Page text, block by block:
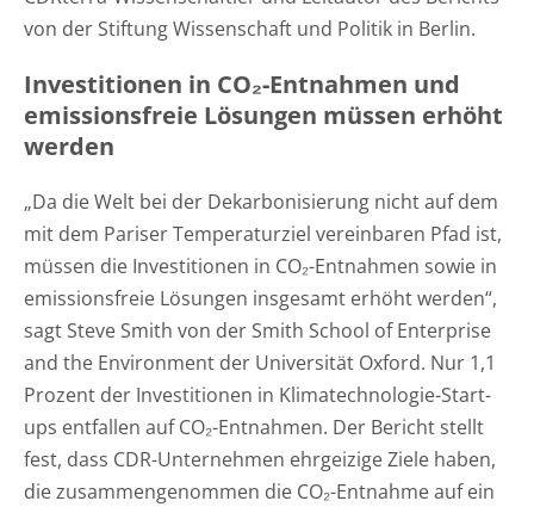
von der Stiftung Wissenschaft und Politik in Berlin.
Investitionen in CO₂-Entnahmen und
emissionsfreie Lösungen müssen erhöht
werden
„Da die Welt bei der Dekarbonisierung nicht auf dem
mit dem Pariser Temperaturziel vereinbaren Pfad ist,
müssen die Investitionen in CO₂-Entnahmen sowie in
emissionsfreie Lösungen insgesamt erhöht werden“,
sagt Steve Smith von der Smith School of Enterprise
and the Environment der Universität Oxford. Nur 1,1
Prozent der Investitionen in Klimatechnologie-Start-
ups entfallen auf CO₂-Entnahmen. Der Bericht stellt
fest, dass CDR-Unternehmen ehrgeizige Ziele haben,
die zusammengenommen die CO₂-Entnahme auf ein